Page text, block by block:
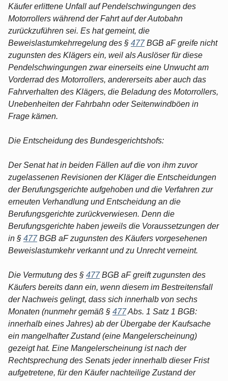
Käufer erlittene Unfall auf Pendelschwingungen des
Motorrollers während der Fahrt auf der Autobahn
zurückzuführen sei. Es hat gemeint, die
Beweislastumkehrregelung des § 477BGB aF greife nicht
zugunsten des Klägers ein, weil als Auslöser für diese
Pendelschwingungen zwar einerseits eine Unwucht am
Vorderrad des Motorrollers, andererseits aber auch das
Fahrverhalten des Klägers, die Beladung des Motorrollers,
Unebenheiten der Fahrbahn oder Seitenwindböen in
Frage kämen.
Die Entscheidung des Bundesgerichtshofs:
Der Senat hat in beiden Fällen auf die von ihm zuvor
zugelassenen Revisionen der Kläger die Entscheidungen
der Berufungsgerichte aufgehoben und die Verfahren zur
erneuten Verhandlung und Entscheidung an die
Berufungsgerichte zurückverwiesen. Denn die
Berufungsgerichte haben jeweils die Voraussetzungen der
in § 477BGB aF zugunsten des Käufers vorgesehenen
Beweislastumkehr verkannt und zu Unrecht verneint.
Die Vermutung des § 477BGB aF greift zugunsten des
Käufers bereits dann ein, wenn diesem im Bestreitensfall
der Nachweis gelingt, dass sich innerhalb von sechs
Monaten (nunmehr gemäß § 477Abs. 1 Satz 1 BGB:
innerhalb eines Jahres) ab der Übergabe der Kaufsache
ein mangelhafter Zustand (eine Mangelerscheinung)
gezeigt hat. Eine Mangelerscheinung ist nach der
Rechtsprechung des Senats jeder innerhalb dieser Frist
aufgetretene, für den Käufer nachteilige Zustand der